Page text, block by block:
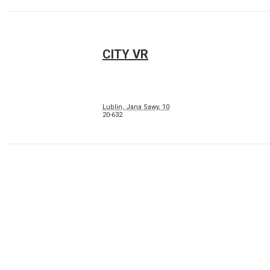
CITY VR
Lublin, Jana Sawy, 10
20-632